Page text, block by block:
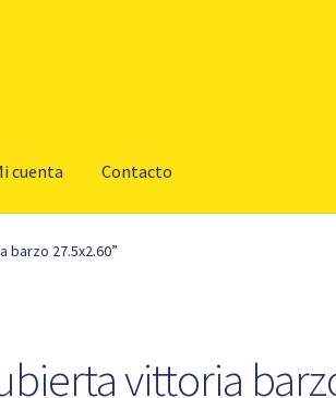
cuenta Contacto
27.5x2.60”
vittoria